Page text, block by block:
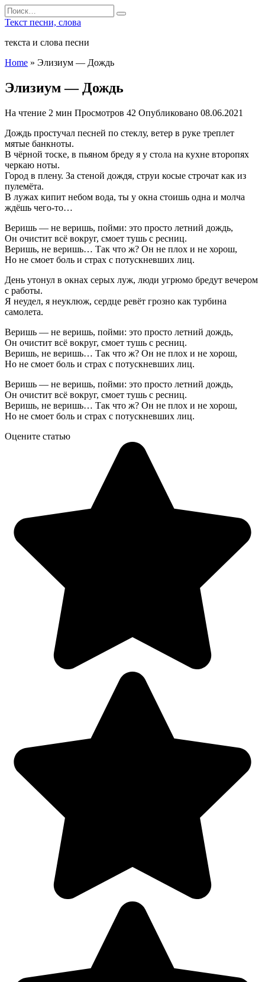
Перейти
к
Search
for:
Текст песни, слова
текста и слова песни
Home » Элизиум — Дождь
Элизиум — Дождь
На чтение 2 мин Просмотров 42 Опубликовано 08.06.2021
Дождь простучал песней по стеклу, ветер в руке треплет
мятые банкноты.
В чёрной тоске, в пьяном бреду я у стола на кухне второпях
черкаю ноты.
Город в плену. За стеной дождя, струи косые строчат как из
пулемёта.
В лужах кипит небом вода, ты у окна стоишь одна и молча
ждёшь чего-то…
Веришь — не веришь, пойми: это просто летний дождь,
Он очистит всё вокруг, смоет тушь с ресниц.
Веришь, не веришь… Так что ж? Он не плох и не хорош,
Но не смоет боль и страх с потускневших лиц.
День утонул в окнах серых луж, люди угрюмо бредут вечером
с работы.
Я неудел, я неуклюж, сердце ревёт грозно как турбина
самолета.
Веришь — не веришь, пойми: это просто летний дождь,
Он очистит всё вокруг, смоет тушь с ресниц.
Веришь, не веришь… Так что ж? Он не плох и не хорош,
Но не смоет боль и страх с потускневших лиц.
Веришь — не веришь, пойми: это просто летний дождь,
Он очистит всё вокруг, смоет тушь с ресниц.
Веришь, не веришь… Так что ж? Он не плох и не хорош,
Но не смоет боль и страх с потускневших лиц.
Оцените статью